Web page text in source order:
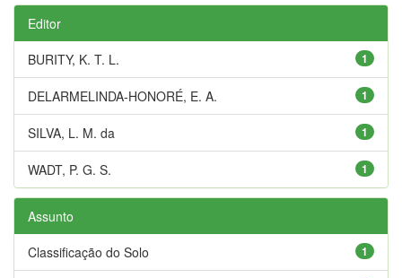
Editor
1
BURITY, K. T. L.
1
DELARMELINDA-HONORÉ, E. A.
1
SILVA, L. M. da
1
WADT, P. G. S.
Assunto
1
Classificação do Solo